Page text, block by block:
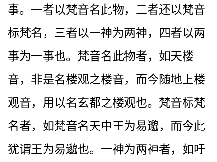
事。一者以梵音名此物，二者还以梵音
标梵名，三者以一神为两神，四者以两
事为一事也。梵音名此物者，如天楼
音，非是名楼观之楼音，而今随地上楼
观音，用以名玄都之楼观也。梵音标梵
名者，如梵音名天中王为易邈，而今此
犹谓王为易邈也。一神为两神者，如吁